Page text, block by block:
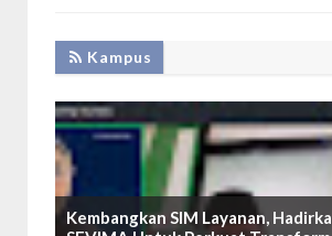
Kampus
Kembangkan SIM Layanan,